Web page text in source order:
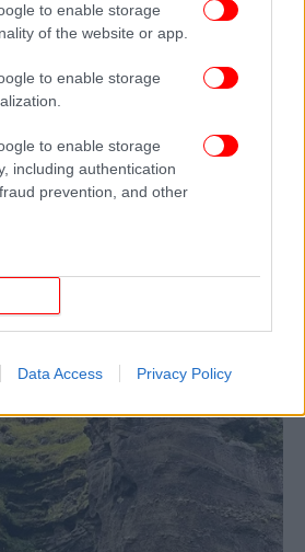
to enable storage
of the website or app.
to enable storage
to enable storage
including authentication
prevention, and other
Data Access Privacy Policy